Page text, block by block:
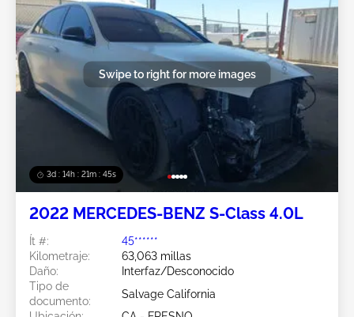
3d : 14h : 21m : 43s
Swipe to right for more images
2022 MERCEDES-BENZ S-Class 4.0L
Ít #:
45******
Kilometraje:
63,063 millas
Daño:
Interfaz/Desconocido
Tipo de
documento:
Salvage California